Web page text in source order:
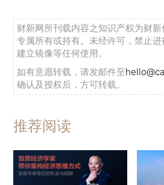
财新网所刊载内容之知识产权为财
专属所有或持有。未经许可，禁止
建立镜像等任何使用。
如有意愿转载，请发邮件至
确认及授权后，方可转载。
推荐阅读